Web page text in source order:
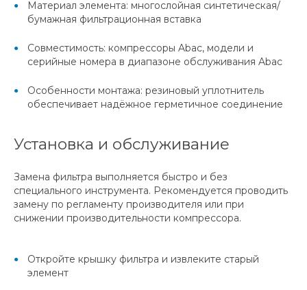
Материал элемента: многослойная синтетическая/
бумажная фильтрационная вставка
Совместимость: компрессоры Abac, модели и
серийные номера в диапазоне обслуживания Abac
Особенности монтажа: резиновый уплотнитель
обеспечивает надёжное герметичное соединение
Установка и обслуживание
Замена фильтра выполняется быстро и без
специального инструмента. Рекомендуется проводить
замену по регламенту производителя или при
снижении производительности компрессора.
Откройте крышку фильтра и извлеките старый
элемент